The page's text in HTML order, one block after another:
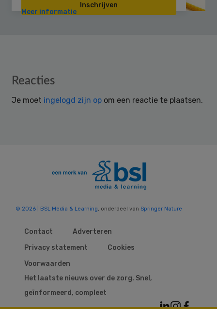
Inschrijven
Meer informatie
Reader
Reacties
Je moet ingelogd zijn op om een reactie te plaatsen.
© 2026 | BSL Media & Learning, onderdeel van Springer Nature
Contact
Adverteren
Privacy statement
Cookies
Voorwaarden
Het laatste nieuws over de zorg. Snel,
geïnformeerd, compleet